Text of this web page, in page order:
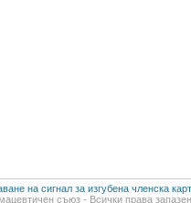
на сигнал за изгубена членска
съюз - Всички права